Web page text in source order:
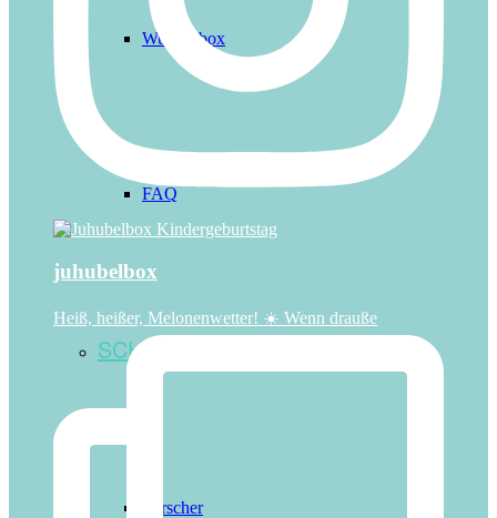
Wunschbox
FAQ
SCHATZSUCHE-BÜCHLEIN
Forscher
juhubelbox
Heiß, heißer, Melonenwetter! ☀️ Wenn drauße